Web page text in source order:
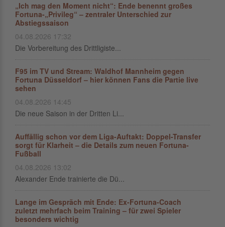
„Ich mag den Moment nicht“: Ende benennt großes
Fortuna-„Privileg“ – zentraler Unterschied zur
Abstiegssaison
04.08.2026 17:32
Die Vorbereitung des Drittligiste...
F95 im TV und Stream: Waldhof Mannheim gegen
Fortuna Düsseldorf – hier können Fans die Partie live
sehen
04.08.2026 14:45
Die neue Saison in der Dritten Li...
Auffällig schon vor dem Liga-Auftakt: Doppel-Transfer
sorgt für Klarheit – die Details zum neuen Fortuna-
Fußball
04.08.2026 13:02
Alexander Ende trainierte die Dü...
Lange im Gespräch mit Ende: Ex-Fortuna-Coach
zuletzt mehrfach beim Training – für zwei Spieler
besonders wichtig